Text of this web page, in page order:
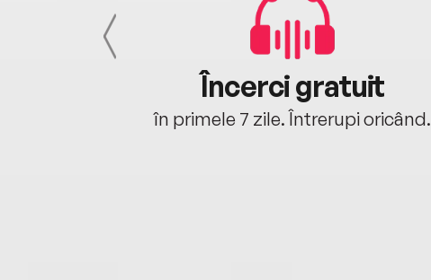
Încerci gratuit
în primele 7 zile. Întrerupi oricând.